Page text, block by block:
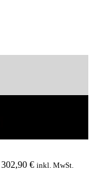
302,90 € inkl. MwSt.